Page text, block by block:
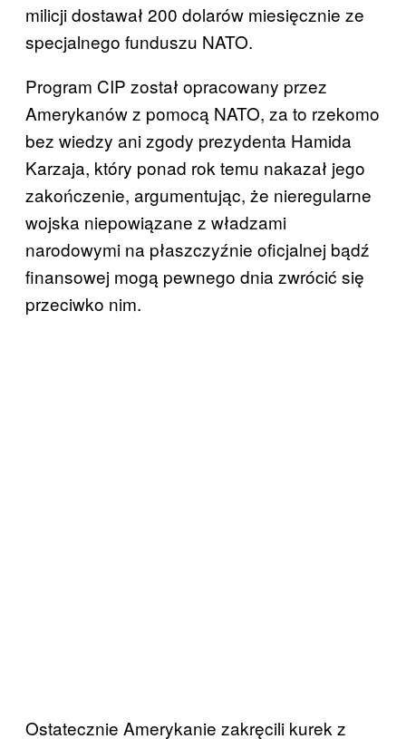
milicji dostawał 200 dolarów miesięcznie ze
specjalnego funduszu NATO.
Program CIP został opracowany przez
Amerykanów z pomocą NATO, za to rzekomo
bez wiedzy ani zgody prezydenta Hamida
Karzaja, który ponad rok temu nakazał jego
zakończenie, argumentując, że nieregularne
wojska niepowiązane z władzami
narodowymi na płaszczyźnie oficjalnej bądź
finansowej mogą pewnego dnia zwrócić się
przeciwko nim.
Ostatecznie Amerykanie zakręcili kurek z